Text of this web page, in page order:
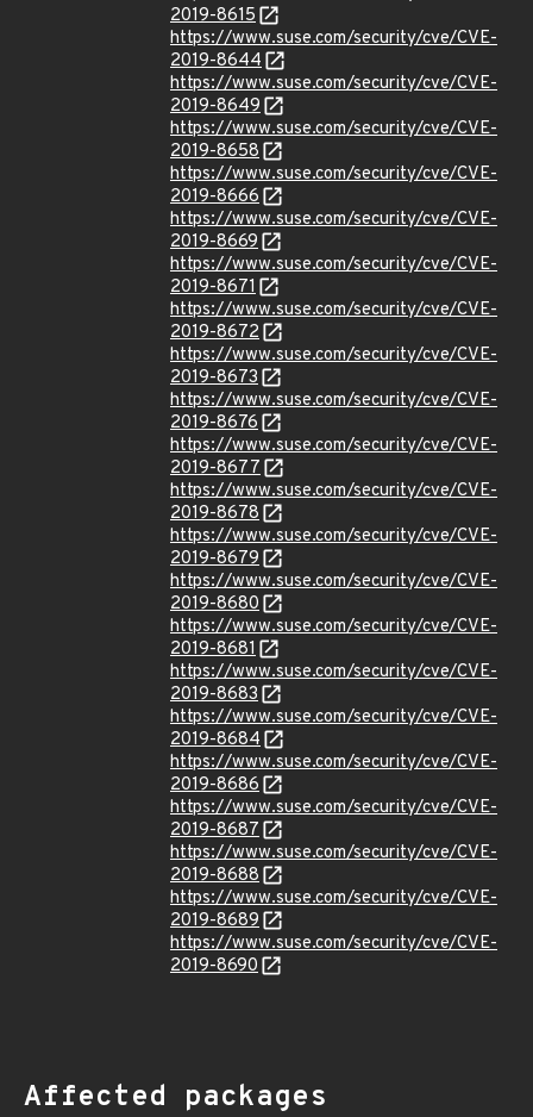
2019-8615
https://www.suse.com/security/cve/CVE-
2019-8644
https://www.suse.com/security/cve/CVE-
2019-8649
https://www.suse.com/security/cve/CVE-
2019-8658
https://www.suse.com/security/cve/CVE-
2019-8666
https://www.suse.com/security/cve/CVE-
2019-8669
https://www.suse.com/security/cve/CVE-
2019-8671
https://www.suse.com/security/cve/CVE-
2019-8672
https://www.suse.com/security/cve/CVE-
2019-8673
https://www.suse.com/security/cve/CVE-
2019-8676
https://www.suse.com/security/cve/CVE-
2019-8677
https://www.suse.com/security/cve/CVE-
2019-8678
https://www.suse.com/security/cve/CVE-
2019-8679
https://www.suse.com/security/cve/CVE-
2019-8680
https://www.suse.com/security/cve/CVE-
2019-8681
https://www.suse.com/security/cve/CVE-
2019-8683
https://www.suse.com/security/cve/CVE-
2019-8684
https://www.suse.com/security/cve/CVE-
2019-8686
https://www.suse.com/security/cve/CVE-
2019-8687
https://www.suse.com/security/cve/CVE-
2019-8688
https://www.suse.com/security/cve/CVE-
2019-8689
https://www.suse.com/security/cve/CVE-
2019-8690
Affected packages